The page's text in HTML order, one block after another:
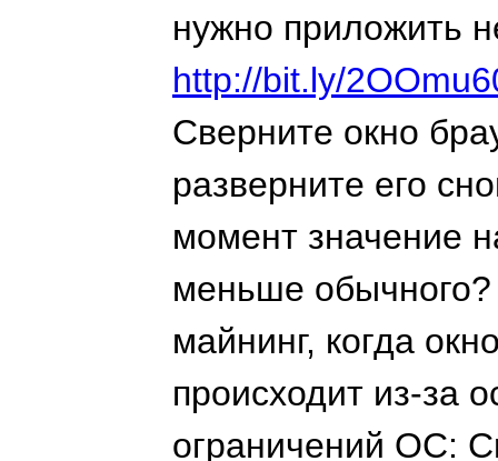
нужно приложить
http://bit.ly/
Сверните окно
разверните его
момент значение
меньше обычного?
майнинг, когда
происходит из-за
ограничений ОС: